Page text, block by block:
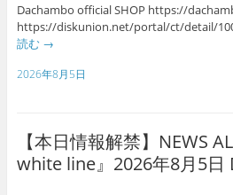
Dachambo official SHOP https://
https://diskunion.net/portal/ct/detail/
読む →
2026年8月5日
【本日情報解禁】NEWS
white line』2026年8月5日